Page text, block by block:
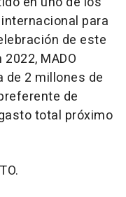
para
de este
MADO
de 2 millones de
de
total próximo